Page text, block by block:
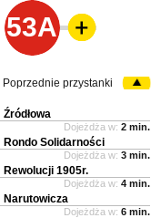
53A
Poprzednie przystanki
Źródłowa
Dojeżdża w: 2 min.
Rondo Solidarności
Dojeżdża w: 3 min.
Rewolucji 1905r.
Dojeżdża w: 4 min.
Narutowicza
Dojeżdża w: 6 min.